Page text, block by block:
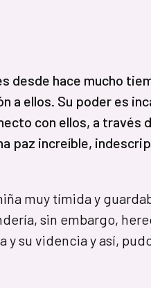
desde hace mucho
a ellos. Su poder es
con ellos, a
paz increíble,
muy tímida y
sin embargo,
y su videncia y así,